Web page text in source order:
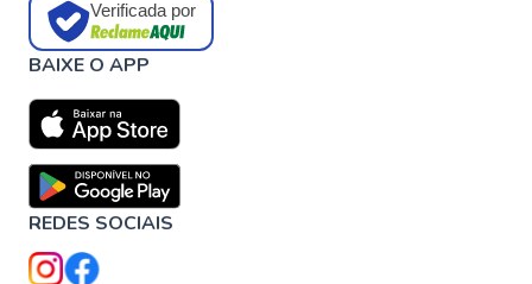
Verificada por
BAIXE O APP
REDES SOCIAIS